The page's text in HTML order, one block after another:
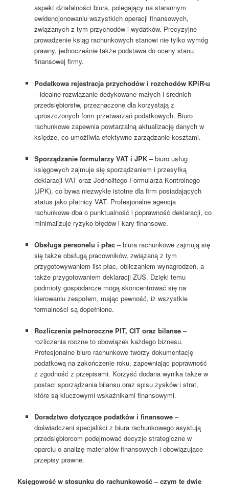
aspekt działalności biura, polegający na starannym
ewidencjonowaniu wszystkich operacji finansowych,
związanych z tym przychodów i wydatków. Precyzyjne
prowadzenie ksiąg rachunkowych stanowi nie tylko wymóg
prawny, jednocześnie także podstawa do oceny stanu
finansowej firmy.
Podatkowa rejestracja przychodów i rozchodów KPiR-u
– idealne rozwiązanie dedykowane małych i średnich
przedsiębiorstw, przeznaczone dla korzystają z
uproszczonych form przetwarzań podatkowych. Biuro
rachunkowe zapewnia powtarzalną aktualizację danych w
księdze, co umożliwia efektywne zarządzanie kosztami.
Sporządzanie formularzy VAT i JPK– biuro usług
księgowych zajmuje się sporządzaniem i przesyłką
deklaracji VAT oraz Jednolitego Formularza Kontrolnego
(JPK), co bywa niezwykle istotne dla firm posiadających
status jako płatnicy VAT. Profesjonalne agencja
rachunkowe dba o punktualność i poprawność deklaracji, co
minimalizuje ryzyko błędów i kary finansowe.
Obsługa personelu i płac– biura rachunkowe zajmują się
się także obsługą pracowników, związaną z tym
przygotowywaniem list płac, obliczaniem wynagrodzeń, a
także przygotowaniem deklaracji ZUS. Dzięki temu
podmioty gospodarcze mogą skoncentrować się na
kierowaniu zespołem, mając pewność, iż wszystkie
formalności są dopełnione.
Rozliczenia pełnoroczne PIT, CIT oraz bilanse–
rozliczenia roczne to obowiązek każdego biznesu.
Profesjonalne biuro rachunkowe tworzy dokumentację
podatkową na zakończenie roku, zapewniając poprawność
z zgodność z przepisami. Korzyść dodana wynika także w
postaci sporządzania bilansu oraz spisu zysków i strat,
które są kluczowymi wskaźnikami finansowymi.
Doradztwo dotyczące podatków i finansowe–
doświadczeni specjaliści z biura rachunkowego asystują
przedsiębiorcom podejmować decyzje strategiczne w
oparciu o analizę materiałów finansowych i obowiązujące
przepisy prawne.
Księgowość w stosunku do rachunkowość – czym te dwie